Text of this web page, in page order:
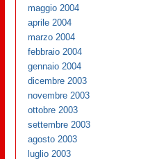
maggio 2004
aprile 2004
marzo 2004
febbraio 2004
gennaio 2004
dicembre 2003
novembre 2003
ottobre 2003
settembre 2003
agosto 2003
luglio 2003